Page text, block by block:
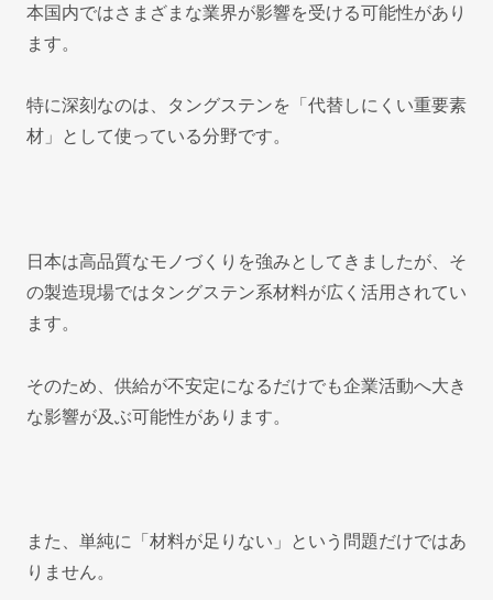
本国内ではさまざまな業界が影響を受ける可能性があり
ます。
特に深刻なのは、タングステンを「代替しにくい重要素
材」として使っている分野です。
日本は高品質なモノづくりを強みとしてきましたが、そ
の製造現場ではタングステン系材料が広く活用されてい
ます。
そのため、供給が不安定になるだけでも企業活動へ大き
な影響が及ぶ可能性があります。
また、単純に「材料が足りない」という問題だけではあ
りません。